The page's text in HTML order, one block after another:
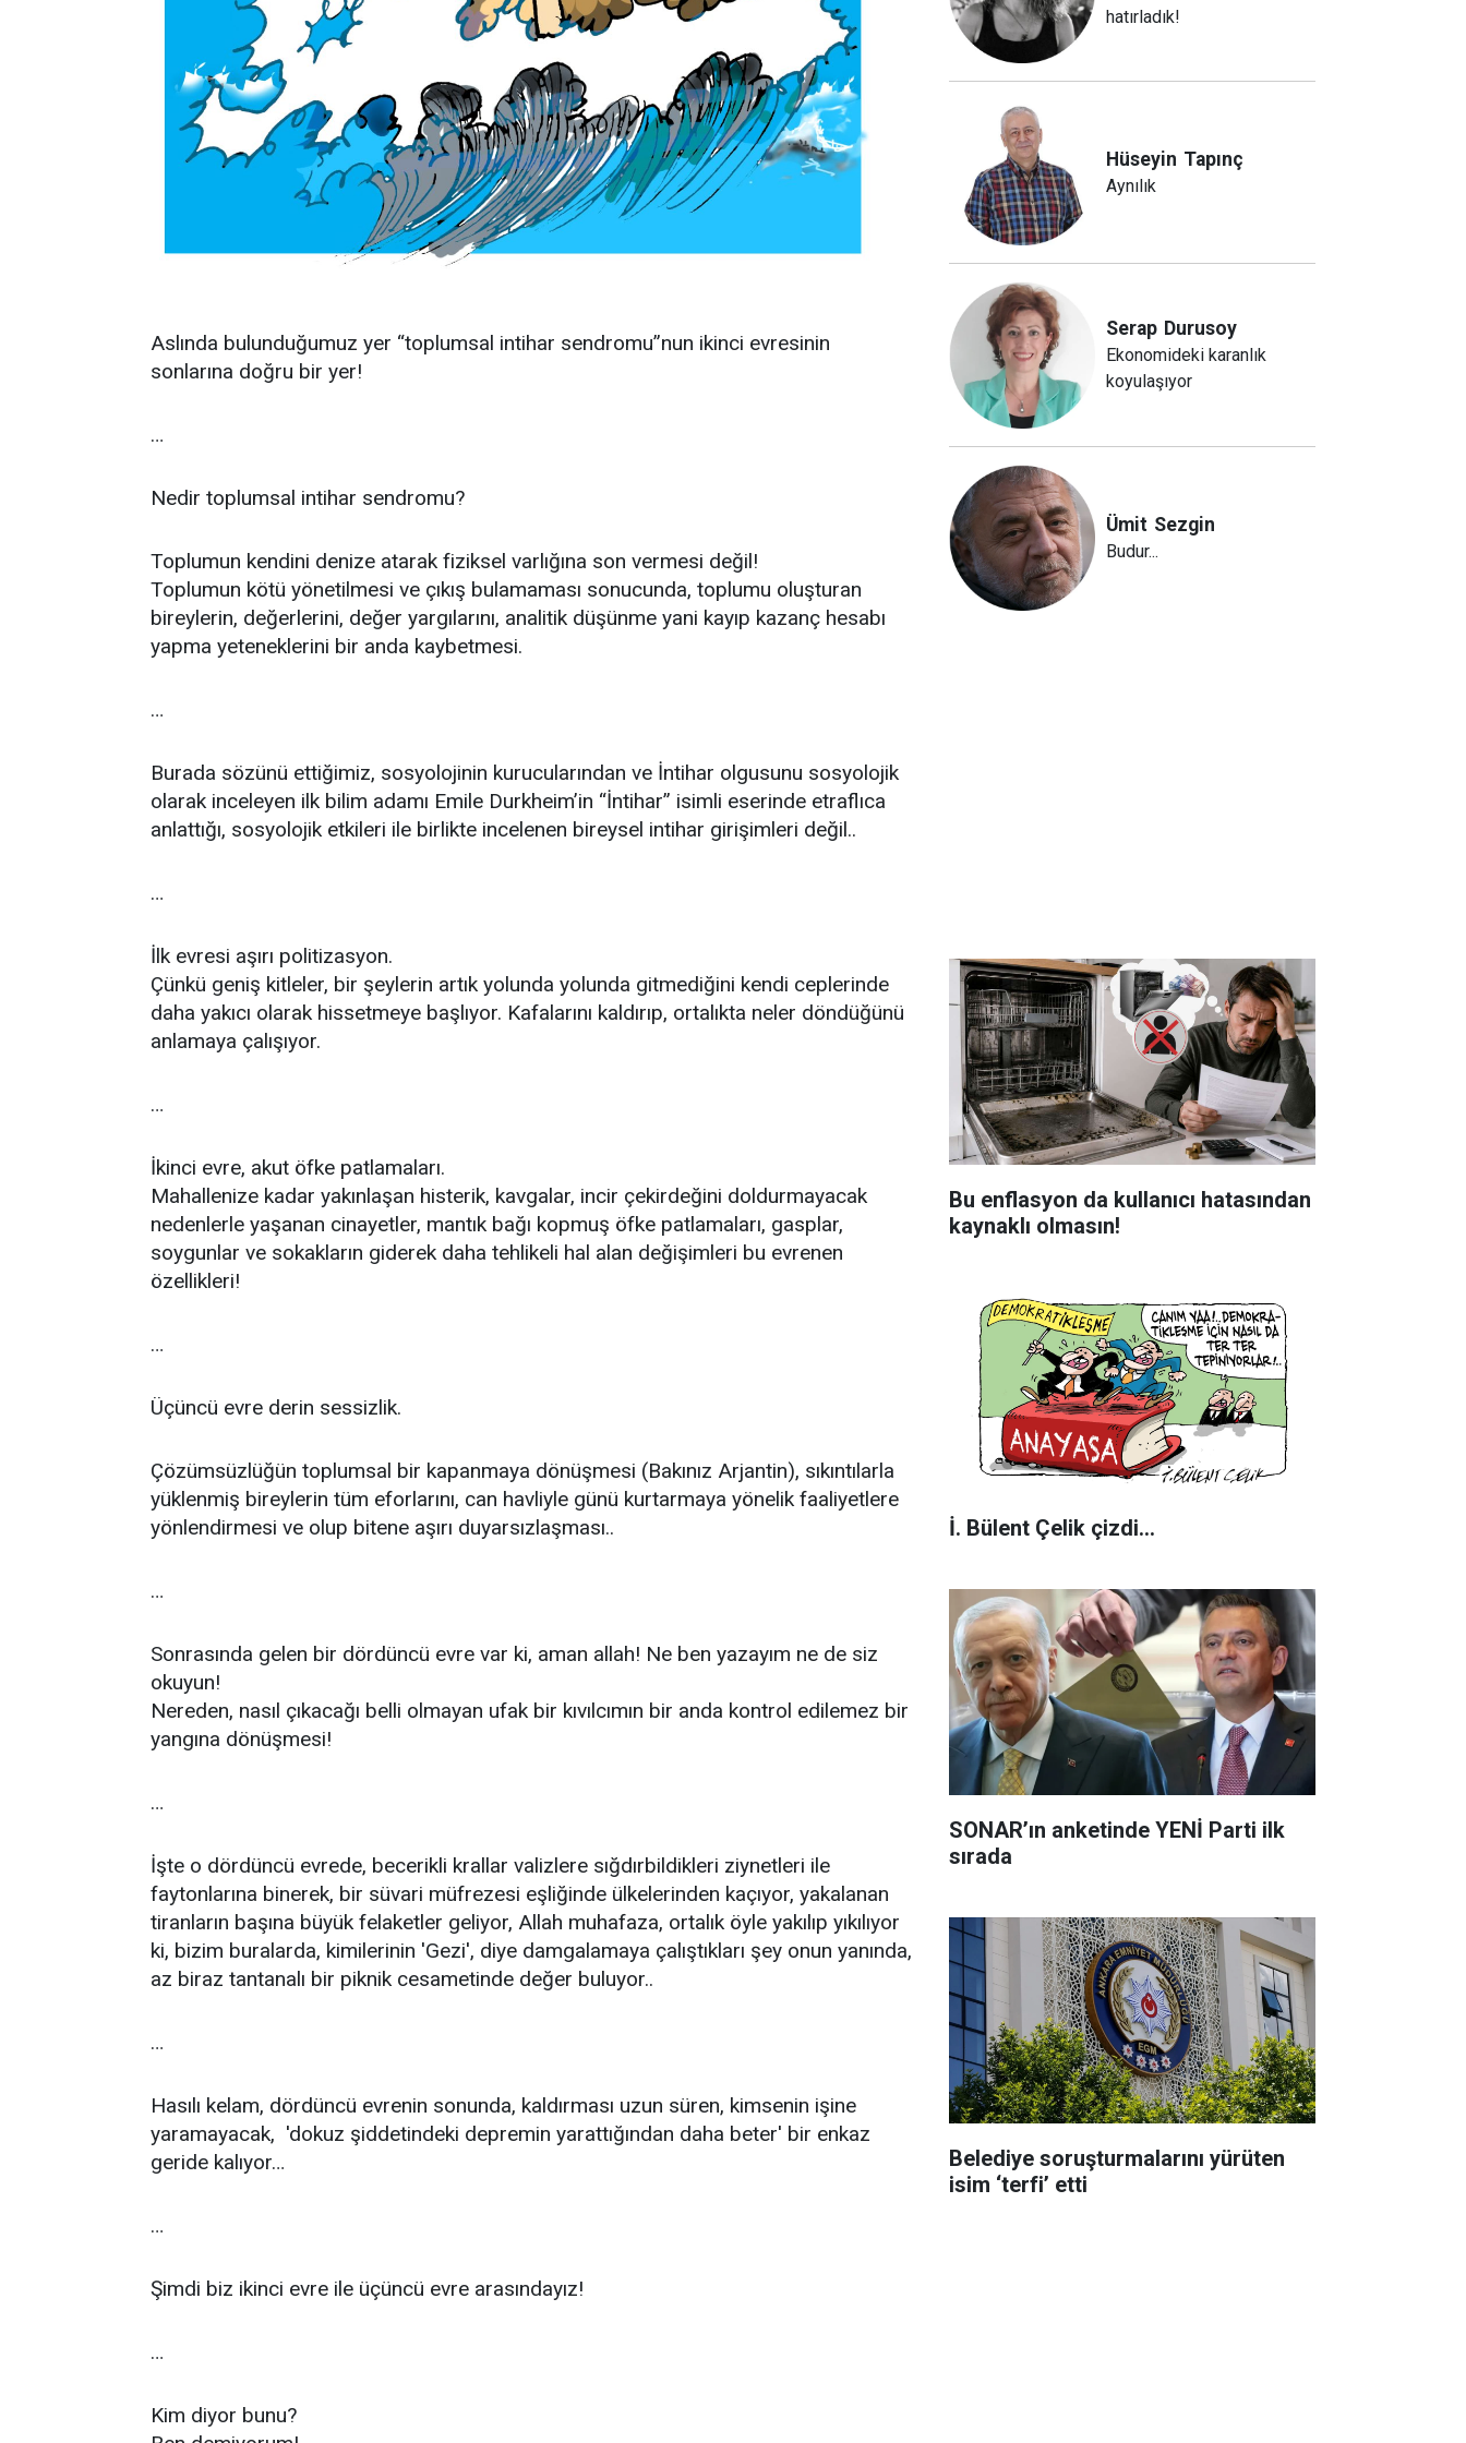
Aslında bulunduğumuz yer “toplumsal intihar sendromu”nun ikinci evresinin
sonlarına doğru bir yer!
…
Nedir toplumsal intihar sendromu?
Toplumun kendini denize atarak fiziksel varlığına son vermesi değil!
Toplumun kötü yönetilmesi ve çıkış bulamaması sonucunda, toplumu oluşturan
bireylerin, değerlerini, değer yargılarını, analitik düşünme yani kayıp kazanç hesabı
yapma yeteneklerini bir anda kaybetmesi.
…
Burada sözünü ettiğimiz, sosyolojinin kurucularından ve İntihar olgusunu sosyolojik
olarak inceleyen ilk bilim adamı Emile Durkheim’in “İntihar” isimli eserinde etraflıca
anlattığı, sosyolojik etkileri ile birlikte incelenen bireysel intihar girişimleri değil..
…
İlk evresi aşırı politizasyon.
Çünkü geniş kitleler, bir şeylerin artık yolunda yolunda gitmediğini kendi ceplerinde
daha yakıcı olarak hissetmeye başlıyor. Kafalarını kaldırıp, ortalıkta neler döndüğünü
anlamaya çalışıyor.
…
İkinci evre, akut öfke patlamaları.
Mahallenize kadar yakınlaşan histerik, kavgalar, incir çekirdeğini doldurmayacak
nedenlerle yaşanan cinayetler, mantık bağı kopmuş öfke patlamaları, gasplar,
soygunlar ve sokakların giderek daha tehlikeli hal alan değişimleri bu evrenen
özellikleri!
…
Üçüncü evre derin sessizlik.
Çözümsüzlüğün toplumsal bir kapanmaya dönüşmesi (Bakınız Arjantin), sıkıntılarla
yüklenmiş bireylerin tüm eforlarını, can havliyle günü kurtarmaya yönelik faaliyetlere
yönlendirmesi ve olup bitene aşırı duyarsızlaşması..
…
Sonrasında gelen bir dördüncü evre var ki, aman allah! Ne ben yazayım ne de siz
okuyun!
Nereden, nasıl çıkacağı belli olmayan ufak bir kıvılcımın bir anda kontrol edilemez bir
yangına dönüşmesi!
…
İşte o dördüncü evrede, becerikli krallar valizlere sığdırbildikleri ziynetleri ile
faytonlarına binerek, bir süvari müfrezesi eşliğinde ülkelerinden kaçıyor, yakalanan
tiranların başına büyük felaketler geliyor, Allah muhafaza, ortalık öyle yakılıp yıkılıyor
ki, bizim buralarda, kimilerinin 'Gezi', diye damgalamaya çalıştıkları şey onun yanında,
az biraz tantanalı bir piknik cesametinde değer buluyor..
…
Hasılı kelam, dördüncü evrenin sonunda, kaldırması uzun süren, kimsenin işine
yaramayacak, 'dokuz şiddetindeki depremin yarattığından daha beter' bir enkaz
geride kalıyor…
…
Şimdi biz ikinci evre ile üçüncü evre arasındayız!
…
Kim diyor bunu?
hatırladık!
Hüseyin Tapınç
Aynılık
Serap Durusoy
Ekonomideki karanlık
koyulaşıyor
Ümit Sezgin
Budur...
Bu enflasyon da kullanıcı hatasından
kaynaklı olmasın!
İ. Bülent Çelik çizdi...
SONAR’ın anketinde YENİ Parti ilk
sırada
Belediye soruşturmalarını yürüten
isim ‘terfi’ etti